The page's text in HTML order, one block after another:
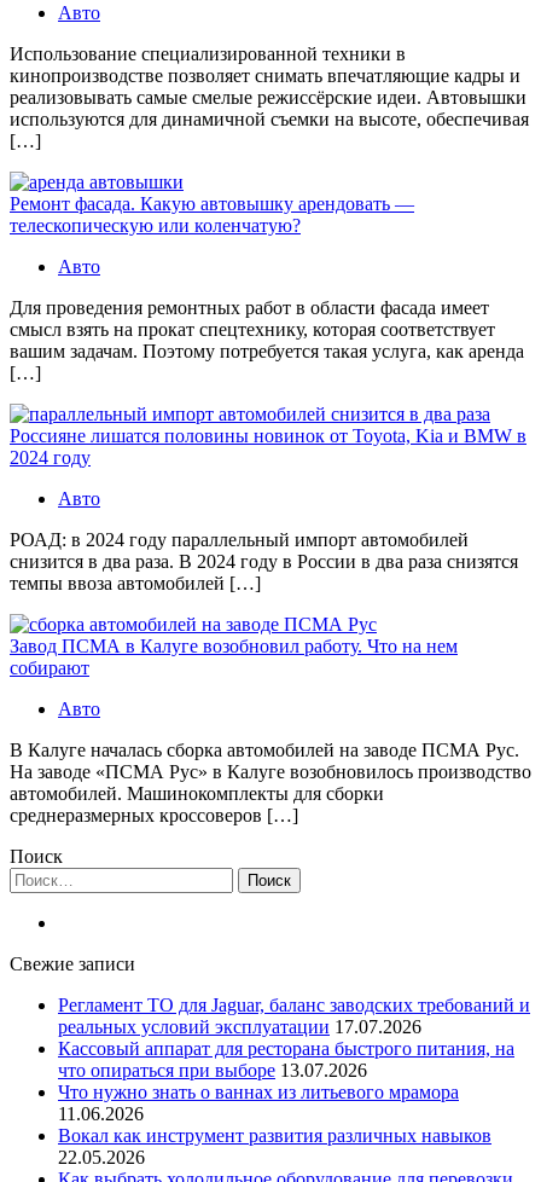
Авто
Использование специализированной техники в
кинопроизводстве позволяет снимать впечатляющие кадры и
реализовывать самые смелые режиссёрские идеи. Автовышки
используются для динамичной съемки на высоте, обеспечивая
[…]
Ремонт фасада. Какую автовышку арендовать —
телескопическую или коленчатую?
Авто
Для проведения ремонтных работ в области фасада имеет
смысл взять на прокат спецтехнику, которая соответствует
вашим задачам. Поэтому потребуется такая услуга, как аренда
[…]
Россияне лишатся половины новинок от Toyota, Kia и BMW в
2024 году
Авто
РОАД: в 2024 году параллельный импорт автомобилей
снизится в два раза. В 2024 году в России в два раза снизятся
темпы ввоза автомобилей […]
Завод ПСМА в Калуге возобновил работу. Что на нем
собирают
Авто
В Калуге началась сборка автомобилей на заводе ПСМА Рус.
На заводе «ПСМА Рус» в Калуге возобновилось производство
автомобилей. Машинокомплекты для сборки
среднеразмерных кроссоверов […]
Поиск
Найти:
Свежие записи
Регламент ТО для Jaguar, баланс заводских требований и
реальных условий эксплуатации 17.07.2026
Кассовый аппарат для ресторана быстрого питания, на
что опираться при выборе 13.07.2026
Что нужно знать о ваннах из литьевого мрамора
11.06.2026
Вокал как инструмент развития различных навыков
22.05.2026